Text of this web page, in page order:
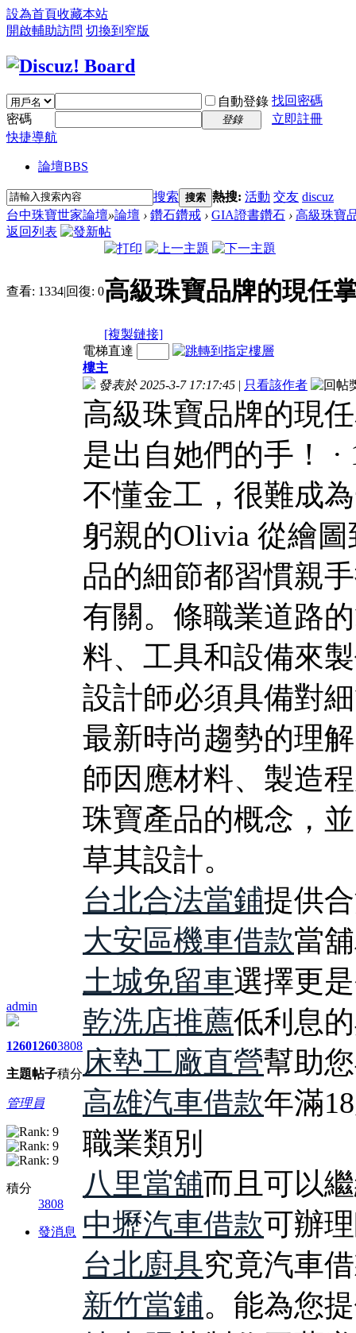
設為首頁收藏本站
開啟輔助訪問 切換到窄版
自動登錄 找回密碼
密碼
登錄
立即註冊
快捷導航
論壇BBS
搜索 搜索 熱搜: 活動 交友 discuz
台中珠寶世家論壇»論壇 › 鑽石鑽戒 › GIA證書鑽石 › 高級珠寶
返回列表
查看: 1334|回復: 0高級珠寶品牌的現任
[複製鏈接]
admin
1260
主題
1260
帖子
3808
積分
管理員
積分
3808
發消息
電梯直達
樓主
發表於 2025-3-7 17:17:45 | 只看該作者
高級珠寶品牌的現
是出自她們的手！
不懂金工，很難成
躬親的Olivia 從繪
品的細節都習慣親
有關。條職業道路
料、工具和設備來
設計師必須具備對
最新時尚趨勢的理
師因應材料、製造
珠寶產品的概念，
草其設計。
台北合法當鋪提供
大安區機車借款當
土城免留車選擇更
乾洗店推薦低利息
床墊工廠直營幫助
高雄汽車借款年滿
職業類別
八里當舖而且可以
中壢汽車借款可辦
台北廚具究竟汽車
新竹當鋪。能為您